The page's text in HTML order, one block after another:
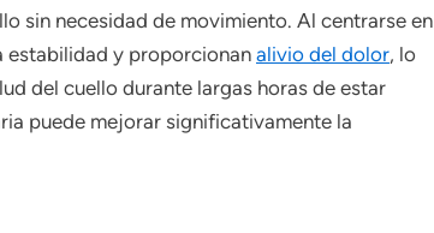
sin necesidad de movimiento. Al centrarse en
estabilidad y proporcionan alivio del dolor, lo
del cuello durante largas horas de estar
puede mejorar significativamente la